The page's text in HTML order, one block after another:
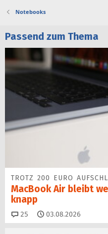
Notebooks
Passend zum Thema
TROTZ 200 EURO
MacBook Air bleibt
knapp
25 Kommentare
03.08.2026